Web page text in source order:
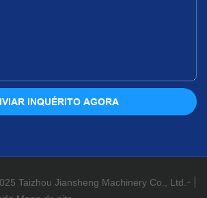
INQUÉRITO AGORA
Taizhou Jiansheng Machinery Co., Ltd. -